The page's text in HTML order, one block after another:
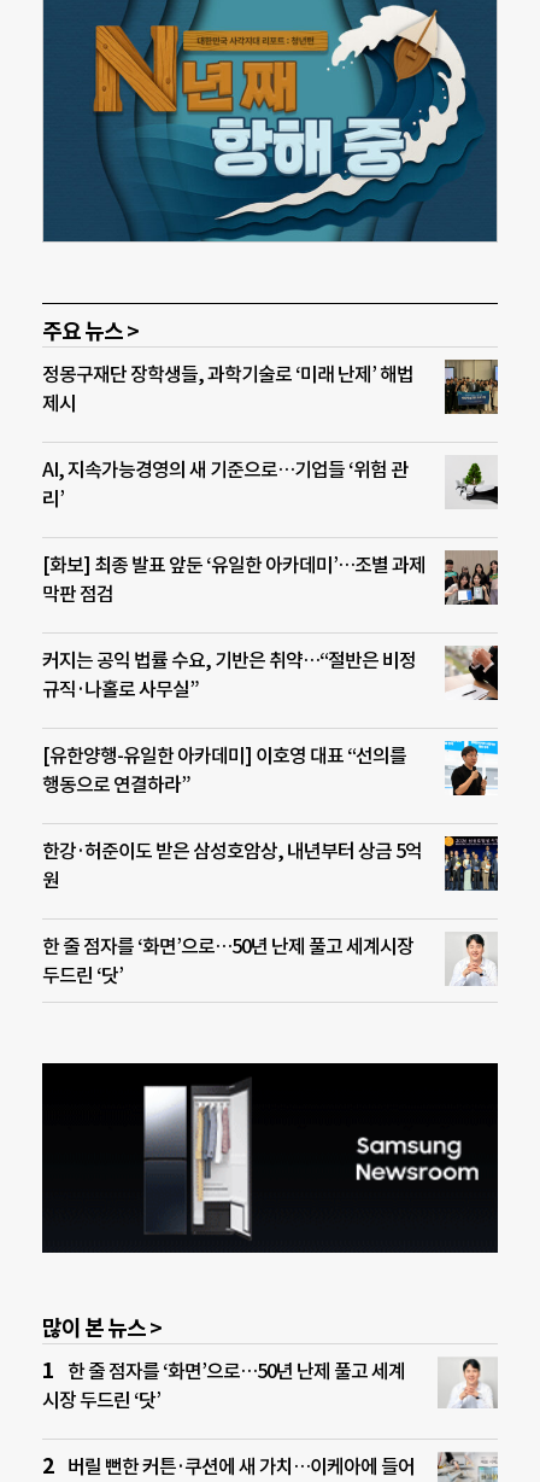
주요 뉴스 >
정몽구재단 장학생들, 과학기술로 ‘미래 난제’ 해법
제시
AI, 지속가능경영의 새 기준으로…기업들 ‘위험 관
리’
[화보] 최종 발표 앞둔 ‘유일한 아카데미’…조별 과제
막판 점검
커지는 공익 법률 수요, 기반은 취약…“절반은 비정
규직·나홀로 사무실”
[유한양행-유일한 아카데미] 이호영 대표 “선의를
행동으로 연결하라”
한강·허준이도 받은 삼성호암상, 내년부터 상금 5억
원
한 줄 점자를 ‘화면’으로…50년 난제 풀고 세계시장
두드린 ‘닷’
많이 본 뉴스 >
한 줄 점자를 ‘화면’으로…50년 난제 풀고 세계
시장 두드린 ‘닷’
버릴 뻔한 커튼·쿠션에 새 가치…이케아에 들어